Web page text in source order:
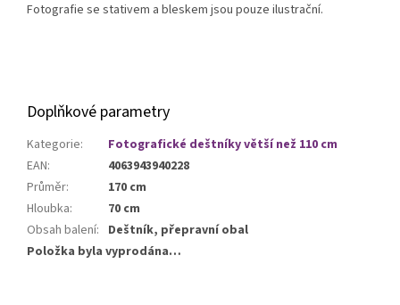
Fotografie se stativem a bleskem jsou pouze ilustrační.
Doplňkové parametry
Kategorie:
Fotografické deštníky větší než 110 cm
EAN:
4063943940228
Průměr:
170 cm
Hloubka:
70 cm
Obsah balení: Deštník, přepravní obal
Položka byla vyprodána…